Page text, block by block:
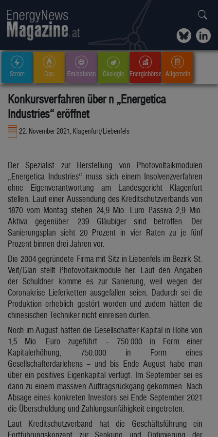
Strom Gas Emissionen Ökologie Energiebörse Allgemein
Konkursverfahren über n „Energetica
Industries“ eröffnet
22. November 2021, Klagenfurt/Liebenfels
Der Spezialist zur Herstellung von Photovoltaikmodulen
„Energetica Industries“ muss sich einem Insolvenzverfahren
ohne Eigenverantwortung am Landesgericht Klagenfurt
stellen. Laut einer Aussendung des Kreditschutzverbands von
1870 vom Montag stehen 24,9 Mio. Euro Passiva 2,9 Mio.
Aktiva gegenüber. 239 Gläubiger sind betroffen. Der
Sanierungsplan sieht 20 Prozent in vier Raten zu je fünf
Prozent binnen drei Jahren vor.
Die 2004 gegründete Firma mit Sitz in Liebenfels im Bezirk St.
Veit/Glan stellt Photovoltaikmodule her. Laut den Angaben
der Schuldner komme es zur Sanierung, weil wegen der
Coronakrise Lieferketten ausgefallen seien. Dadurch sei die
Produktion erheblich gestört worden und zudem hätten die
chinesischen Techniker nicht einreisen dürfen.
Noch im August hätten die Gesellschafter Kapital in Höhe von
1,5 Mio. Euro zugeführt – 750.000 in Form einer
Kapitalerhöhung, 750.000 in Form eines
Gesellschafterdarlehens – und bis Ende August habe man
über ein positives Eigenkapital verfügt. Im September sei es
dann zu einem massiven Auftragsrückgang gekommen. Nach
Absage eines konkreten Investors sei Ende September 2021
die Überschuldung und Zahlungsunfähigkeit eingetreten.
Laut Kreditschutzverband hat die Geschäftsführung ein
Fortführungskonzept zur Senkung und Optimierung der